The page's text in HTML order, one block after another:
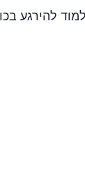
להירגע